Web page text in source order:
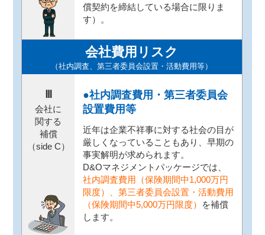
償契約を締結している場合に限りま
す）。
会社費用リスク
（社内調査、第三者委員会設置・活動費用等）
Ⅲ
会社に
関する
補償
（side C）
●社内調査費用・第三者委員会
設置費用等
近年は企業不祥事に対する社会の目が
厳しくなっていることもあり、早期の
事実解明が求められます。
D&Oマネジメントパッケージでは、
社内調査費用（保険期間中1,000万円
限度）、第三者委員会設置・活動費用
（保険期間中5,000万円限度）
を補償
します。